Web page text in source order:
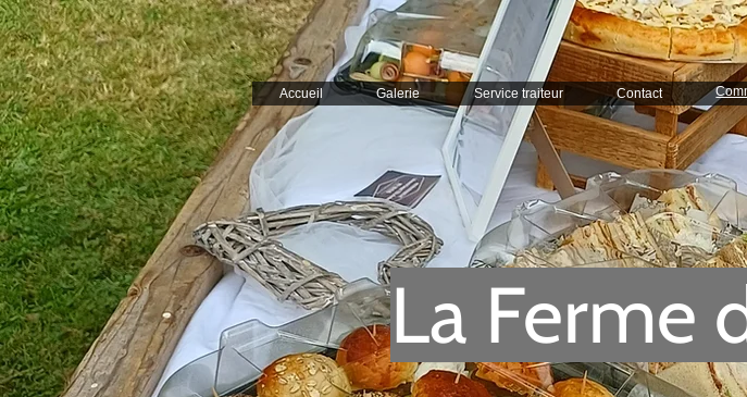
La Ferme
Accueil Galerie Service traiteur Contact